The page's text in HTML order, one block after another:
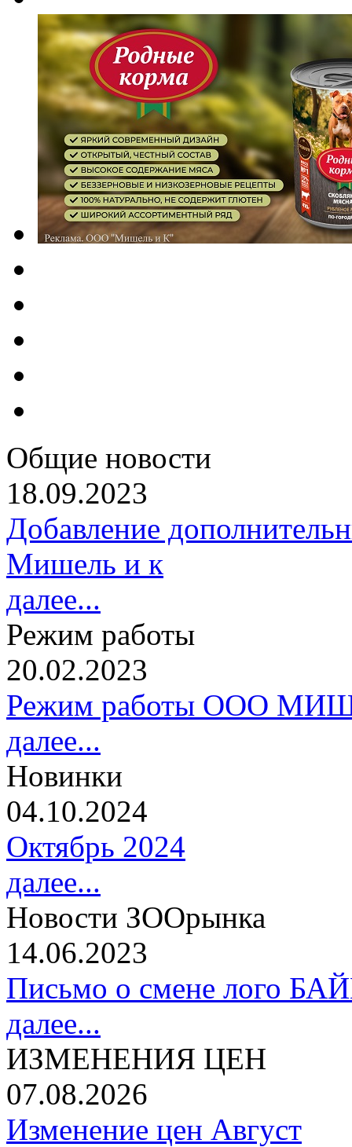
Общие новости
18.09.2023
Добавление
Мишель и к
далее...
Режим работы
20.02.2023
Режим работы ООО
далее...
Новинки
04.10.2024
Октябрь 2024
далее...
Новости ЗООрынка
14.06.2023
Письмо о смене лого
далее...
ИЗМЕНЕНИЯ ЦЕН
07.08.2026
Изменение цен Август